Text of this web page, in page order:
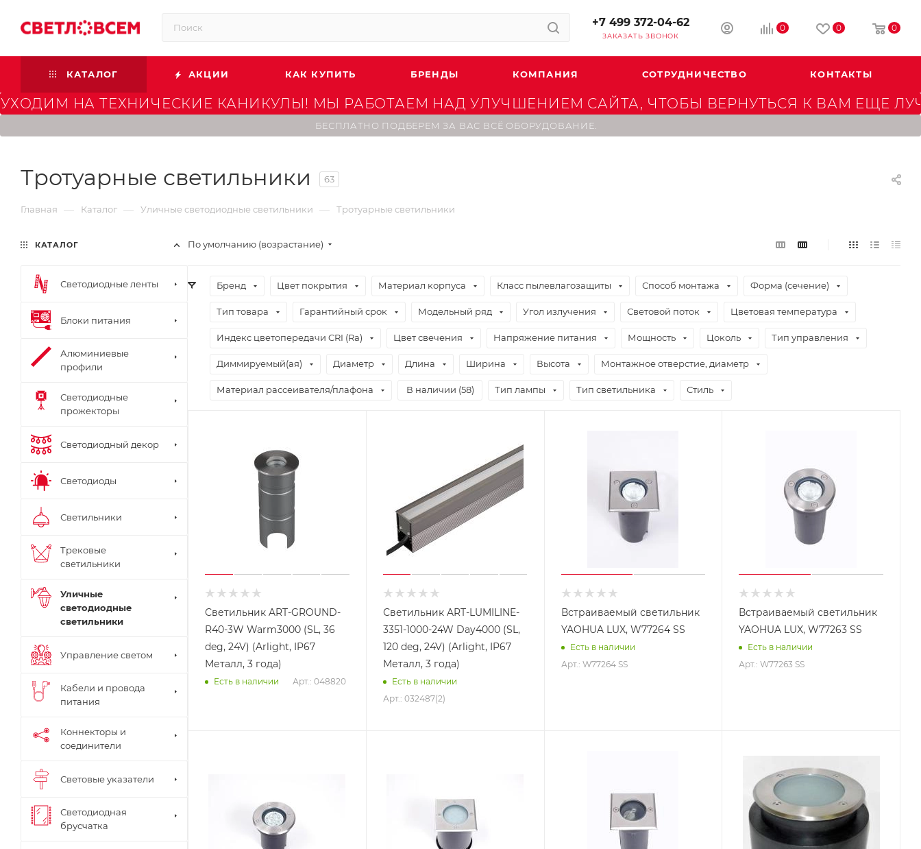
+7 499 372-04-62
ЗАКАЗАТЬ ЗВОНОК
0 0 0
КАТАЛОГ АКЦИИ КАК КУПИТЬ БРЕНДЫ КОМПАНИЯ СОТРУДНИЧЕСТВО КОНТАКТЫ
УХОДИМ НА ТЕХНИЧЕСКИЕ КАНИКУЛЫ! МЫ РАБОТАЕМ НАД УЛУЧШЕНИЕМ САЙТА, ЧТОБЫ ВЕРНУТЬСЯ К ВАМ ЕЩЕ
БЕСПЛАТНО ПОДБЕРЕМ ЗА ВАС ВСЁ ОБОРУДОВАНИЕ.
Тротуарные светильники 63
Главная — Каталог — Уличные светодиодные светильники — Тротуарные светильники
По умолчанию (возрастание)
Бренд Цвет покрытия Материал корпуса Класс пылевлагозащиты Способ монтажа Форма (сечение)
Тип товара Гарантийный срок Модельный ряд Угол излучения Световой поток Цветовая температура
Индекс цветопередачи CRI (Ra) Цвет свечения Напряжение питания Мощность Цоколь Тип управления
Диммируемый(ая) Диаметр Длина Ширина Высота Монтажное отверстие, диаметр
Материал рассеивателя/плафона В наличии (58) Тип лампы Тип светильника Стиль
Светильник ART-GROUND-
R40-3W Warm3000 (SL, 36
deg, 24V) (Arlight, IP67
Металл, 3 года)
Есть в наличии Арт.: 048820
Светильник ART-LUMILINE-
3351-1000-24W Day4000 (SL,
120 deg, 24V) (Arlight, IP67
Металл, 3 года)
Есть в наличии
Арт.: 032487(2)
Встраиваемый светильник
YAOHUA LUX, W77264 SS
Есть в наличии
Арт.: W77264 SS
Встраиваемый светильник
YAOHUA LUX, W77263 SS
Есть в наличии
Арт.: W77263 SS
КАТАЛОГ
Светодиодные ленты
Блоки питания
Алюминиевые
профили
Светодиодные
прожекторы
Светодиодный декор
Светодиоды
Светильники
Трековые
светильники
Уличные
светодиодные
светильники
Управление светом
Кабели и провода
питания
Коннекторы и
соединители
Световые указатели
Светодиодная
брусчатка